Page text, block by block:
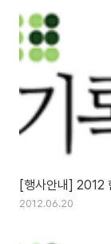
[행사안내] 2012
2012.06.20